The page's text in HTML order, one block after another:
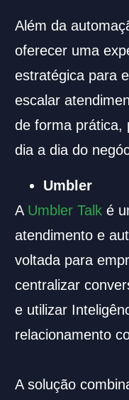
Além da
oferecer uma
estratégica para
escalar
de forma prática,
dia a dia do
Umbler
A Umbler Talk é
atendimento e
voltada para
centralizar
e utilizar
relacionamento
A solução